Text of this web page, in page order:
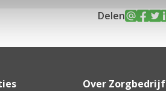
Delen
Over Zorgbedrijf